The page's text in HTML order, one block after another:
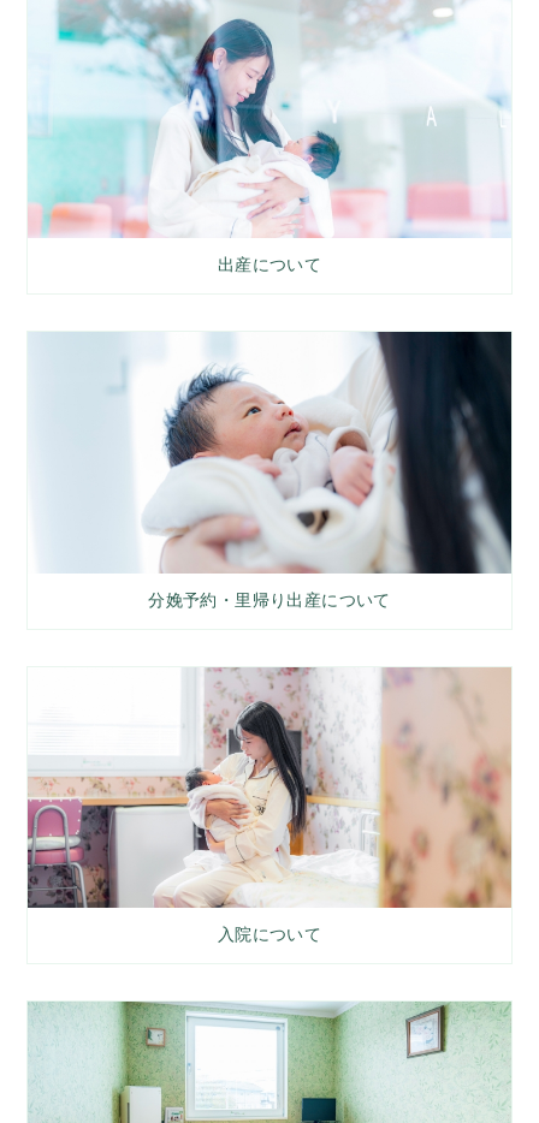
出産について
分娩予約・里帰り出産について
入院について